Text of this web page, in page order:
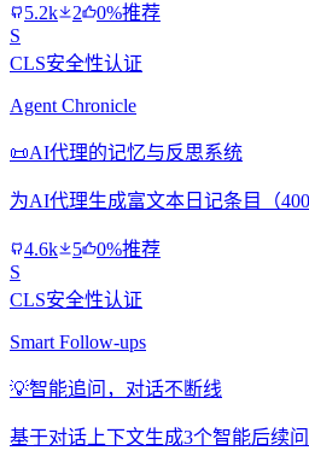
5.2k 2
0%推荐
S
CLS安全性认证
Agent Chronicle
📜AI代理的记忆与反思系统
为AI代理生成富文本日记条目（
4.6k 5
0%推荐
S
CLS安全性认证
Smart Follow-ups
💡智能追问，对话不断线
基于对话上下文生成3个智能后续